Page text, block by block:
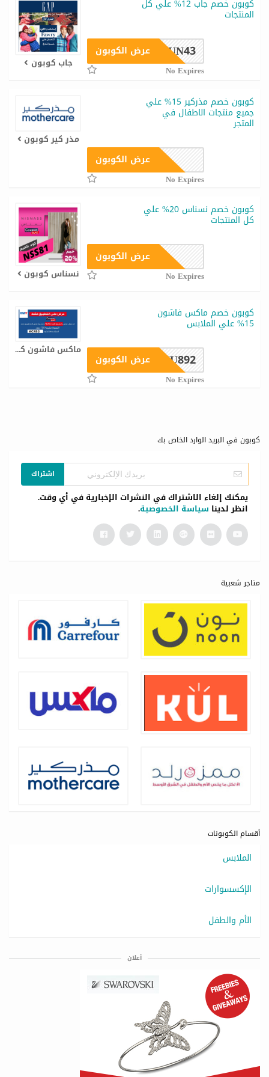
جاب كوبون
كوبون خصم جاب 12% علي كل
المنتجات
SUN43 عرض الكوبون
No Expires
مذر كير كوبون
كوبون خصم مذركير 15% علي
جميع منتجات الاطفال في
المتجر
عرض الكوبون
No Expires
نسناس كوبون
كوبون خصم نسناس 20% علي
كل المنتجات
عرض الكوبون
No Expires
ماكس فاشون كوبون
كوبون خصم ماكس فاشون
15% علي الملابس
MU892 عرض الكوبون
No Expires
كوبون في البريد الوارد الخاص بك
اشتراك
يمكنك إلغاء الاشتراك في النشرات الإخبارية في أي وقت.
انظر لدينا سياسة الخصوصية.
متاجر شعبية
أقسام الكوبونات
الملابس
الإكسسوارات
الأم والطفل
أعلان